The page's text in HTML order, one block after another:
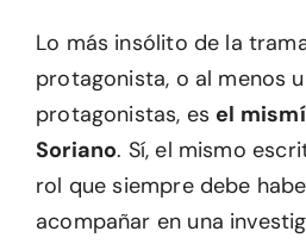
Lo más insólito de la
protagonista, o al menos
protagonistas, es el
Soriano. Sí, el mismo
rol que siempre debe
acompañar en una